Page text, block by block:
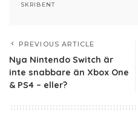
SKRIBENT
PREVIOUS ARTICLE
Nya Nintendo Switch är
inte snabbare än Xbox One
& PS4 – eller?